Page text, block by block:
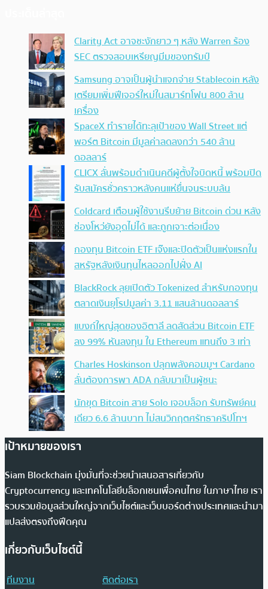
Clarity Act อาจชะงักยาว ๆ หลัง Warren ร้อง
SEC ตรวจสอบเหรียญมีมของทรัมป์
Samsung อาจเป็นผู้นำแจกจ่าย Stablecoin หลัง
เตรียมเพิ่มฟีเจอร์ใหม่ในสมาร์ทโฟน 800 ล้าน
เครื่อง
SpaceX ทำรายได้ทะลุเป้าของ Wall Street แต่
พอร์ต Bitcoin มีมูลค่าลดลงกว่า 540 ล้าน
ดอลลาร์
CLICX ลั่นพร้อมดำเนินคดีผู้ตั้งใจบิดหนี้ พร้อมปิด
รับสมัครชั่วคราวหลังคนแห่ยื่นจนระบบล้น
Coldcard เตือนผู้ใช้งานรีบย้าย Bitcoin ด่วน หลัง
ช่องโหว่ยังอุดไม่ได้ และถูกเจาะต่อเนื่อง
กองทุน Bitcoin ETF เจ๊งและปิดตัวเป็นแห่งแรกใน
สหรัฐหลังเงินทุนไหลออกไปฝั่ง AI
BlackRock ลุยเปิดตัว Tokenized สำหรับกองทุน
ตลาดเงินยุโรปมูลค่า 3.11 แสนล้านดอลลาร์
แบงก์ใหญ่สุดของอิตาลี ลดสัดส่วน Bitcoin ETF
ลง 99% หันลงทุน ใน Ethereum แทนถึง 3 เท่า
Charles Hoskinson ปลุกพลังคอมมูฯ Cardano
ลั่นต้องการพา ADA กลับมาเป็นผู้ชนะ
นักขุด Bitcoin สาย Solo เจอบล็อก รับทรัพย์คน
เดียว 6.6 ล้านบาท ไม่สนวิกฤตศรัทธาคริปโทฯ
เป้าหมายของเรา
Siam Blockchain มุ่งมั่นที่จะช่วยนำเสนอสารเกี่ยวกับ
Cryptocurrency และเทคโนโลยีบล็อกเชนเพื่อคนไทย ในภาษาไทย เรา
รวบรวมข้อมูลส่วนใหญ่จากเว็บไซต์และเว็บบอร์ดต่างประเทศและนำมา
แปลส่งตรงถึงฟีดคุณ
เกี่ยวกับเว็บไซต์นี้
ทีมงาน
ติดต่อเรา